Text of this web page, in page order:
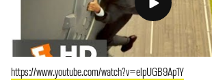
https://www.youtube.com/watch?v=elpUGB9Ap1Y